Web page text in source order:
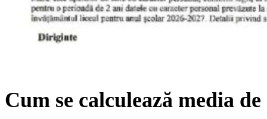
Cum se calculează media